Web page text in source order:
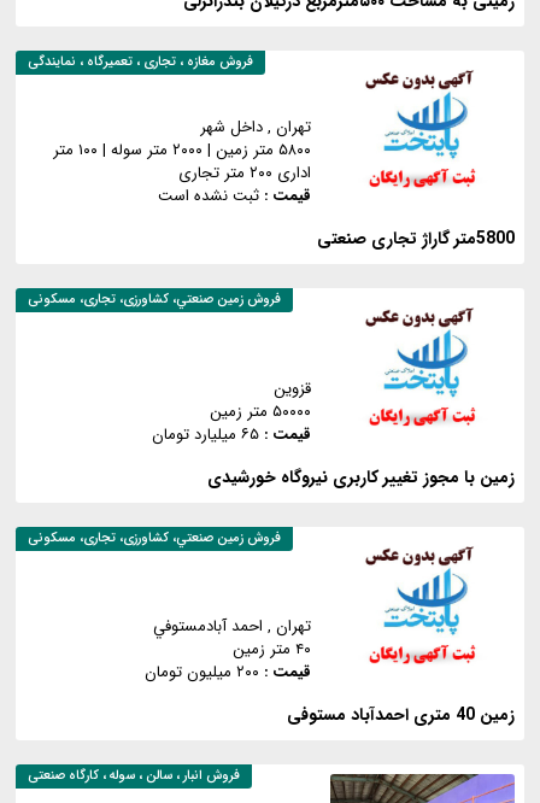
فروش مغازه ، تجاری ، تعمیرگاه ، نمایندگی
تهران , داخل شهر
۵۸۰۰ متر زمین
| ۲۰۰۰ متر سوله |
۱۰۰ متر
اداری ۲۰۰ متر تجاری
قیمت : ثبت نشده است
5800متر گاراژ تجاری صنعتی
فروشزمين صنعتي، کشاورزی، تجاری، مسکونی
قزوین
۵۰۰۰۰ متر زمین
قیمت : ۶۵ میلیارد تومان
زمین با مجوز تغییر کاربری نیروگاه خورشیدی
فروشزمين صنعتي، کشاورزی، تجاری، مسکونی
تهران , احمد آبادمستوفي
۴۰ متر زمین
قیمت : ۲۰۰ میلیون تومان
زمین 40 متری احمدآباد مستوفی
فروش انبار ، سالن ، سوله ، کارگاه صنعتی